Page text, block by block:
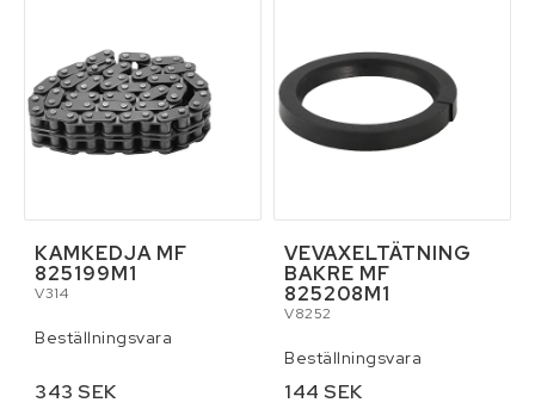
KAMKEDJA MF
825199M1
V314
Beställningsvara
343 SEK
VEVAXELTÄTNING
BAKRE MF
825208M1
V8252
Beställningsvara
144 SEK